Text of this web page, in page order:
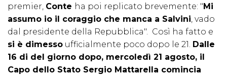
premier, Conte ha poi replicato brevemente: " Mi
assumo io il coraggio che manca a Salvini, vado
dal presidente della Repubblica". Così ha fatto e
si è dimesso ufficialmente poco dopo le 21. Dalle
16 di del giorno dopo, mercoledì 21 agosto, il
Capo dello Stato Sergio Mattarella comincia